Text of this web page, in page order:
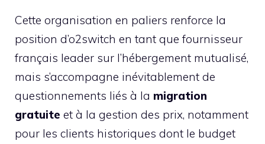
Cette organisation en paliers renforce la
position d’o2switch en tant que fournisseur
français leader sur l’hébergement mutualisé,
mais s’accompagne inévitablement de
questionnements liés à la migration
gratuite et à la gestion des prix, notamment
pour les clients historiques dont le budget